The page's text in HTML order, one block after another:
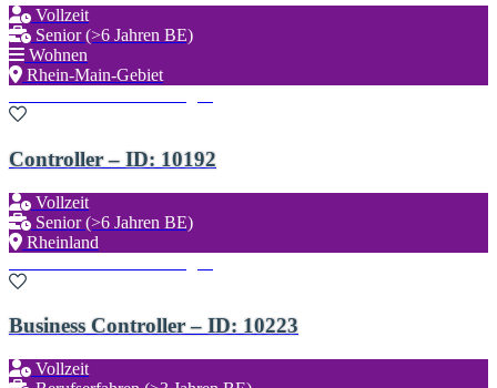
Vollzeit
Senior (>6 Jahren BE)
Wohnen
Rhein-Main-Gebiet
Controller – ID: 10192
Vollzeit
Senior (>6 Jahren BE)
Rheinland
Business Controller – ID: 10223
Vollzeit